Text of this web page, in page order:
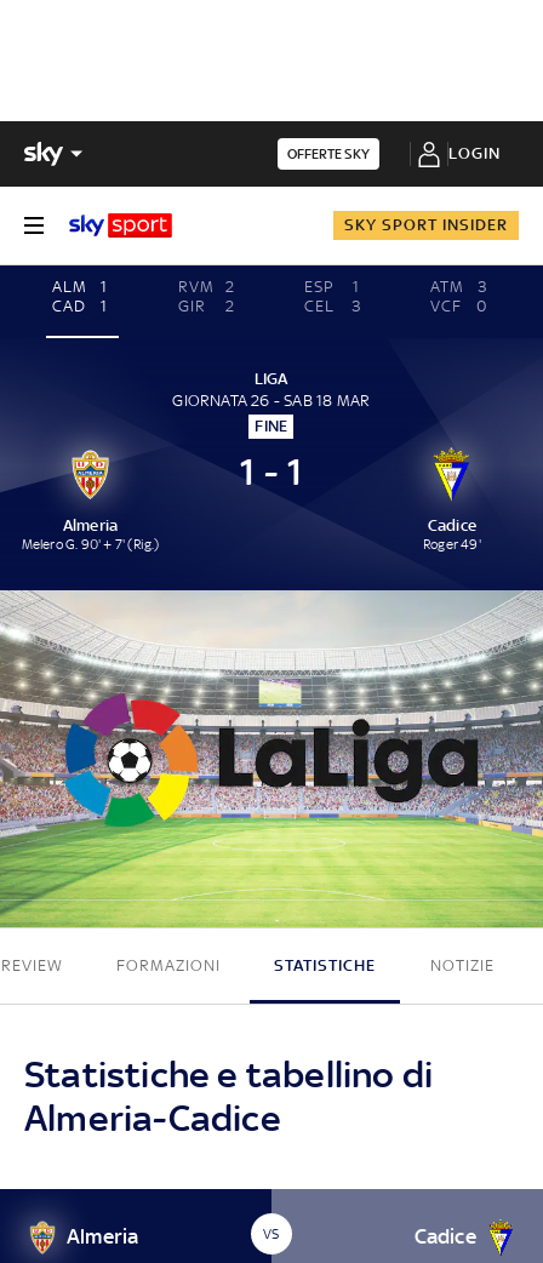
OFFERTE SKY LOGIN
SKY SPORT INSIDER
ALM
1
CAD
1
RVM
2
GIR
2
ESP
1
CEL
3
ATM
3
VCF
0
LIGA
GIORNATA 26 - SAB 18 MAR
FINE
Almeria
Melero G. 90' + 7' (Rig.)
1 - 1
Cadice
Roger 49'
1 - 1
FORMAZIONI STATISTICHE NOTIZIE
Statistiche e tabellino di
Almeria-Cadice
Almeria VS Cadice